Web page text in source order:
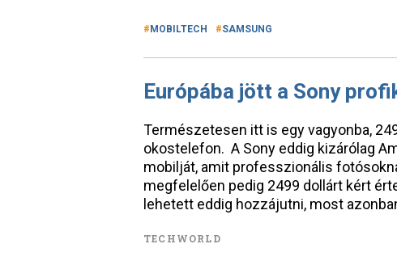
MOBILTECH SAMSUNG
Európába jött a Sony
Természetesen itt is egy vagyonba,
okostelefon. A Sony eddig kizárólag
mobilját, amit professzionális
megfelelően pedig 2499 dollárt kért
lehetett eddig hozzájutni, most
TECHWORLD